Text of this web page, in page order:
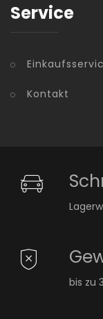
Service
Kontakt
bis zu